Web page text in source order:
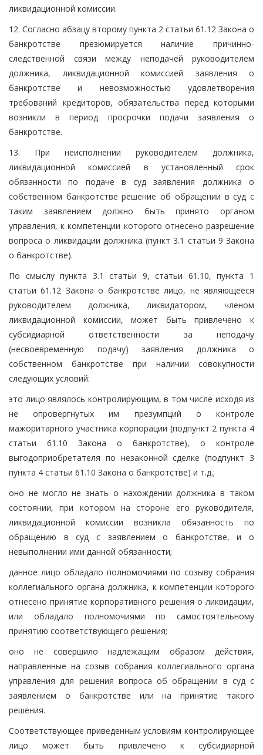
ликвидационной комиссии.
12. Согласно абзацу второму пункта 2 статьи 61.12 Закона о
банкротстве презюмируется наличие причинно-
следственной связи между неподачей руководителем
должника, ликвидационной комиссией заявления о
банкротстве и невозможностью удовлетворения
требований кредиторов, обязательства перед которыми
возникли в период просрочки подачи заявления о
банкротстве.
13. При неисполнении руководителем должника,
ликвидационной комиссией в установленный срок
обязанности по подаче в суд заявления должника о
собственном банкротстве решение об обращении в суд с
таким заявлением должно быть принято органом
управления, к компетенции которого отнесено разрешение
вопроса о ликвидации должника (пункт 3.1 статьи 9 Закона
о банкротстве).
По смыслу пункта 3.1 статьи 9, статьи 61.10, пункта 1
статьи 61.12 Закона о банкротстве лицо, не являющееся
руководителем должника, ликвидатором, членом
ликвидационной комиссии, может быть привлечено к
субсидиарной ответственности за неподачу
(несвоевременную подачу) заявления должника о
собственном банкротстве при наличии совокупности
следующих условий:
это лицо являлось контролирующим, в том числе исходя из
не опровергнутых им презумпций о контроле
мажоритарного участника корпорации (подпункт 2 пункта 4
статьи 61.10 Закона о банкротстве), о контроле
выгодоприобретателя по незаконной сделке (подпункт 3
пункта 4 статьи 61.10 Закона о банкротстве) и т.д.;
оно не могло не знать о нахождении должника в таком
состоянии, при котором на стороне его руководителя,
ликвидационной комиссии возникла обязанность по
обращению в суд с заявлением о банкротстве, и о
невыполнении ими данной обязанности;
данное лицо обладало полномочиями по созыву собрания
коллегиального органа должника, к компетенции которого
отнесено принятие корпоративного решения о ликвидации,
или обладало полномочиями по самостоятельному
принятию соответствующего решения;
оно не совершило надлежащим образом действия,
направленные на созыв собрания коллегиального органа
управления для решения вопроса об обращении в суд с
заявлением о банкротстве или на принятие такого
решения.
Соответствующее приведенным условиям контролирующее
лицо может быть привлечено к субсидиарной